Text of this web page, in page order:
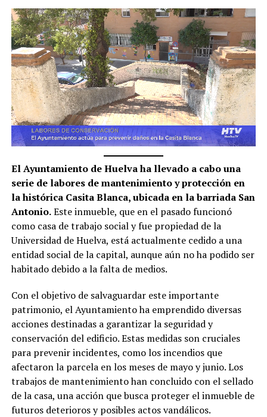
El Ayuntamiento de Huelva ha llevado a cabo una
serie de labores de mantenimiento y protección en
la histórica Casita Blanca, ubicada en la barriada San
Antonio.Este inmueble, que en el pasado funcionó
como casa de trabajo social y fue propiedad de la
Universidad de Huelva, está actualmente cedido a una
entidad social de la capital, aunque aún no ha podido ser
habitado debido a la falta de medios.
Con el objetivo de salvaguardar este importante
patrimonio, el Ayuntamiento ha emprendido diversas
acciones destinadas a garantizar la seguridad y
conservación del edificio. Estas medidas son cruciales
para prevenir incidentes, como los incendios que
afectaron la parcela en los meses de mayo y junio. Los
trabajos de mantenimiento han concluido con el sellado
de la casa, una acción que busca proteger el inmueble de
futuros deterioros y posibles actos vandálicos.